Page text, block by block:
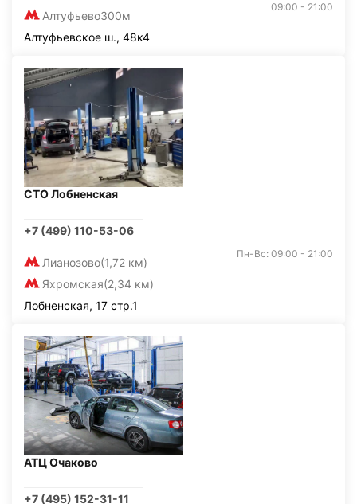
Алтуфьево300м
09:00 - 21:00
Алтуфьевское ш., 48к4
СТО Лобненская
+7 (499) 110-53-06
Лианозово(1,72 км)
Яхромская(2,34 км)
Пн-Вс: 09:00 - 21:00
Лобненская, 17 стр.1
АТЦ Очаково
+7 (495) 152-31-11